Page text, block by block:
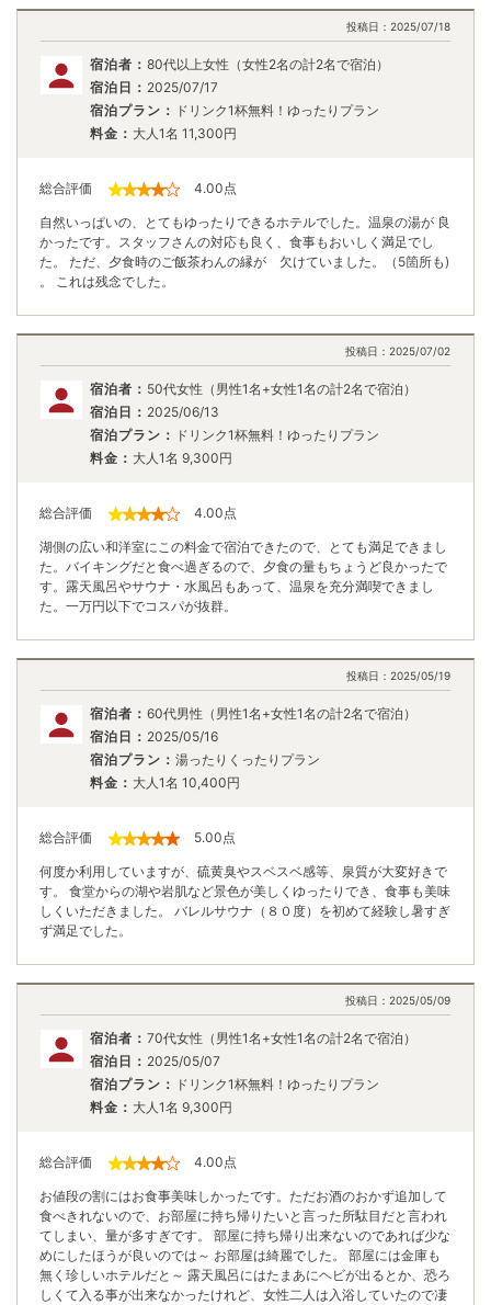
投稿日： 2025/07/18
宿泊者： 80代以上女性（女性2名の計2名で宿泊）
宿泊日： 2025/07/17
宿泊プラン： ドリンク1杯無料！ゆったりプラン
料金： 大人1名 11,300円
総合評価 4.00点
自然いっぱいの、とてもゆったりできるホテルでした。温泉の湯が 良
かったです。スタッフさんの対応も良く、食事もおいしく満足でし
た。 ただ、夕食時のご飯茶わんの縁が 欠けていました。（5箇所も)
。 これは残念でした。
投稿日： 2025/07/02
宿泊者： 50代女性（男性1名+女性1名の計2名で宿泊）
宿泊日： 2025/06/13
宿泊プラン： ドリンク1杯無料！ゆったりプラン
料金： 大人1名 9,300円
総合評価 4.00点
湖側の広い和洋室にこの料金で宿泊できたので、とても満足できまし
た。バイキングだと食べ過ぎるので、夕食の量もちょうど良かったで
す。露天風呂やサウナ・水風呂もあって、温泉を充分満喫できまし
た。一万円以下でコスパが抜群。
投稿日： 2025/05/19
宿泊者： 60代男性（男性1名+女性1名の計2名で宿泊）
宿泊日： 2025/05/16
宿泊プラン： 湯ったりくったりプラン
料金： 大人1名 10,400円
総合評価 5.00点
何度か利用していますが、硫黄臭やスベスベ感等、泉質が大変好きで
す。 食堂からの湖や岩肌など景色が美しくゆったりでき、食事も美味
しくいただきました。 バレルサウナ（８０度）を初めて経験し暑すぎ
ず満足でした。
投稿日： 2025/05/09
宿泊者： 70代女性（男性1名+女性1名の計2名で宿泊）
宿泊日： 2025/05/07
宿泊プラン： ドリンク1杯無料！ゆったりプラン
料金： 大人1名 9,300円
総合評価 4.00点
お値段の割にはお食事美味しかったです。ただお酒のおかず追加して
食べきれないので、お部屋に持ち帰りたいと言った所駄目だと言われ
てしまい、量が多すぎです。 部屋に持ち帰り出来ないのであれば少な
めにしたほうが良いのでは～ お部屋は綺麗でした。 部屋には金庫も
無く珍しいホテルだと～ 露天風呂にはたまあにヘビが出るとか、恐ろ
しくて入る事が出来なかったけれど、女性二人は入浴していたので凄